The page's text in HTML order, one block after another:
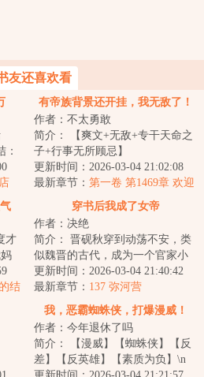
友还喜欢看
：
有帝族背景还开挂，我无敌了！
作者：不太勇敢
简介： 【爽文+无敌+专干天命之
子+行事无所顾忌】
帝族一怒，浮尸...
更新时间：2026-03-04 21:02:08
最新章节： 第一卷 第1469章 欢迎
进入地狱，被盯上了
才
结
穿书后我成了女帝
作者：决绝
简介： 晋砚秋穿到动荡不安，类
似魏晋的古代，成为一个官家小
姐。
她...
更新时间：2026-03-04 21:40:42
最新章节： 137 弥河营
我，恶霸蜘蛛侠，打爆漫威！
作者：今年退休了吗
简介： 【漫威】【蜘蛛侠】【反
差】【反英雄】【素质为负】\n